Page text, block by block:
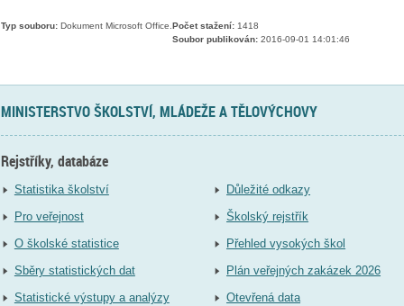
Typ souboru:Dokument Microsoft Office. Počet stažení:1418
Soubor publikován:2016-09-01 14:01:46
MINISTERSTVO ŠKOLSTVÍ, MLÁDEŽE A TĚLOVÝCHOVY
Rejstříky, databáze
Statistika školství
Pro veřejnost
O školské statistice
Sběry statistických dat
Statistické výstupy a analýzy
Důležité odkazy
Školský rejstřík
Přehled vysokých škol
Plán veřejných zakázek 2026
Otevřená data